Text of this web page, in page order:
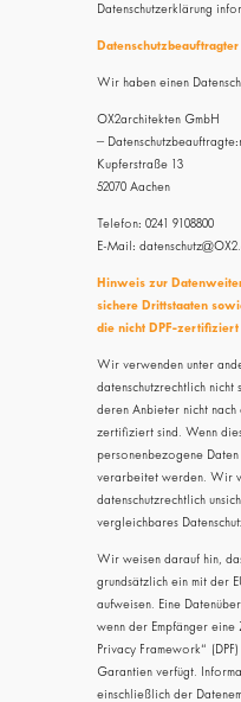
Datenschutzerklärung
Datenschutz­beauftragter
Wir haben einen
OX2architekten GmbH
–
Kupferstraße 13
52070 Aachen
Telefon: 0241 9108800
E-Mail:
Hinweis zur
sichere Drittstaaten
die nicht DPF-zertifiziert
Wir verwenden unter
datenschutzrechtlich nicht
deren Anbieter nicht nach
zertifiziert sind. Wenn
personenbezogene
verarbeitet werden. Wir
datenschutzrechtlich
vergleichbares
Wir weisen darauf hin,
grundsätzlich ein mit der
aufweisen. Eine
wenn der Empfänger eine
Privacy Framework“
Garantien verfügt.
einschließlich der